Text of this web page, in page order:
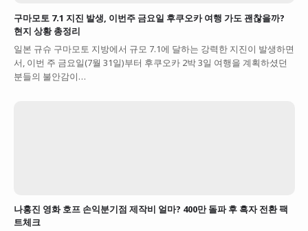
구마모토 7.1 지진 발생, 이번주 금요일 후쿠오카 여행 가도 괜찮을까?
현지 상황 총정리
일본 규슈 구마모토 지방에서 규모 7.1에 달하는 강력한 지진이 발생하면
서, 이번 주 금요일(7월 31일)부터 후쿠오카 2박 3일 여행을 계획하셨던
분들의 불안감이…
나홍진 영화 호프 손익분기점 제작비 얼마? 400만 돌파 후 흑자 전환 팩
트체크